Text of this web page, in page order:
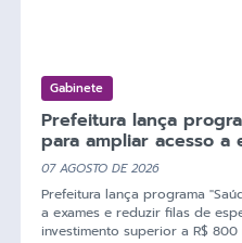
Gabinete
Prefeitura lança
para ampliar acesso a
07 AGOSTO DE 2026
Prefeitura lança programa
a exames e reduzir filas de
investimento superior a R$ 800